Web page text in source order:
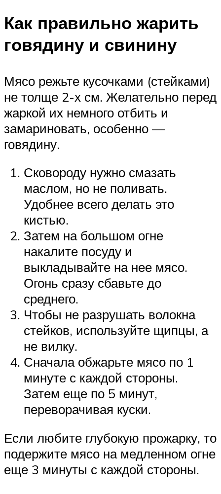
Как правильно жарить
говядину и свинину
Мясо режьте кусочками (стейками)
не толще 2-х см. Желательно перед
жаркой их немного отбить и
замариновать, особенно —
говядину.
Сковороду нужно смазать
маслом, но не поливать.
Удобнее всего делать это
кистью.
Затем на большом огне
накалите посуду и
выкладывайте на нее мясо.
Огонь сразу сбавьте до
среднего.
Чтобы не разрушать волокна
стейков, используйте щипцы, а
не вилку.
Сначала обжарьте мясо по 1
минуте с каждой стороны.
Затем еще по 5 минут,
переворачивая куски.
Если любите глубокую прожарку, то
подержите мясо на медленном огне
еще 3 минуты с каждой стороны.